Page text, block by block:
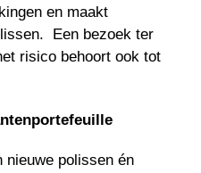
en maakt
Een bezoek ter
risico behoort ook tot
nieuwe polissen én